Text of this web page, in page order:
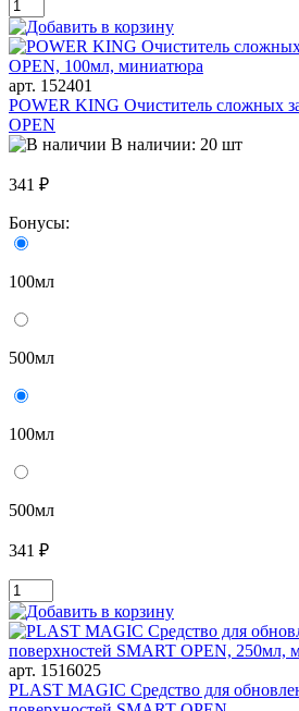
арт. 152401
POWER KING Очиститель сложных
OPEN
В наличии: 20 шт
341 ₽
Бонусы:
100мл
500мл
100мл
500мл
341 ₽
арт. 1516025
PLAST MAGIC Средство для